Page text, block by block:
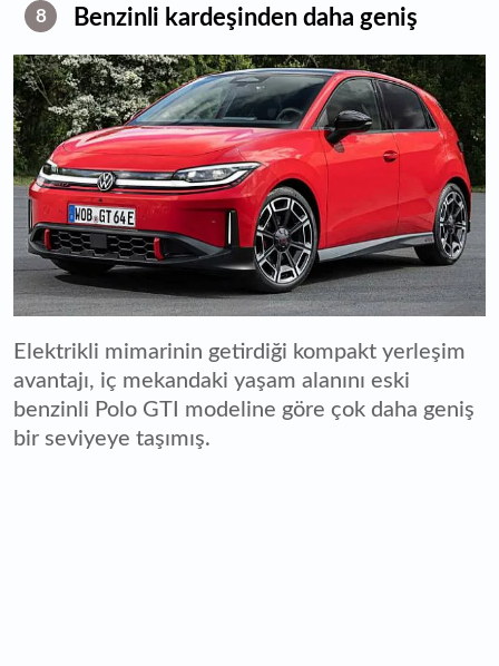
8 Benzinli kardeşinden daha geniş
Elektrikli mimarinin getirdiği kompakt yerleşim
avantajı, iç mekandaki yaşam alanını eski
benzinli Polo GTI modeline göre çok daha geniş
bir seviyeye taşımış.